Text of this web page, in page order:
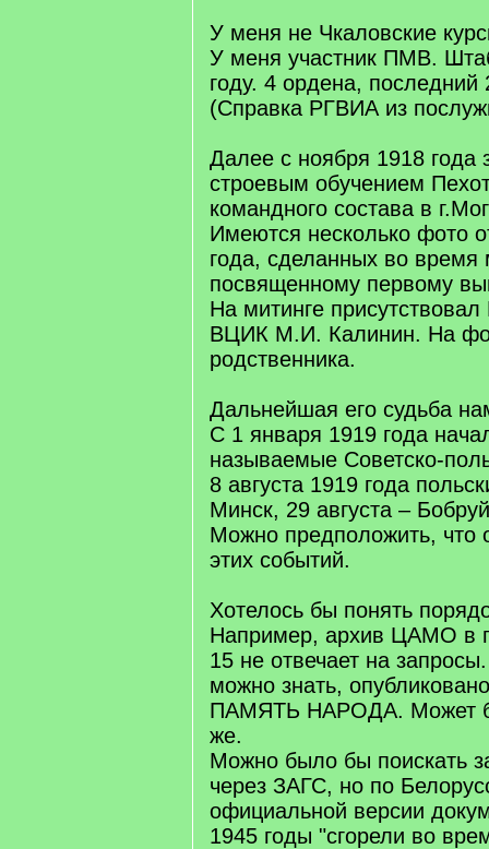
У меня не Чкаловские
У меня участник ПМВ.
году. 4 ордена, последний
(Справка РГВИА из
Далее с ноября 1918 года
строевым обучением
командного состава в
Имеются несколько фото
года, сделанных во время
посвященному первому
На митинге
ВЦИК М.И. Калинин. На
родственника.
Дальнейшая его судьба
С 1 января 1919 года
называемые Советско-
8 августа 1919 года
Минск, 29 августа –
Можно предположить, что
этих событий.
Хотелось бы понять
Например, архив ЦАМО в
15 не отвечает на
можно знать,
ПАМЯТЬ НАРОДА. Может
же.
Можно было бы поискать
через ЗАГС, но по
официальной версии
1945 годы "сгорели во